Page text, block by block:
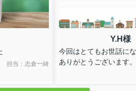
担当：志倉一綺
Y.H様
今回はとてもお世話に
ありがとうございます。